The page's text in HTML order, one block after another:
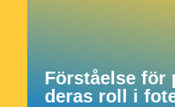
Förståelse för
deras roll i